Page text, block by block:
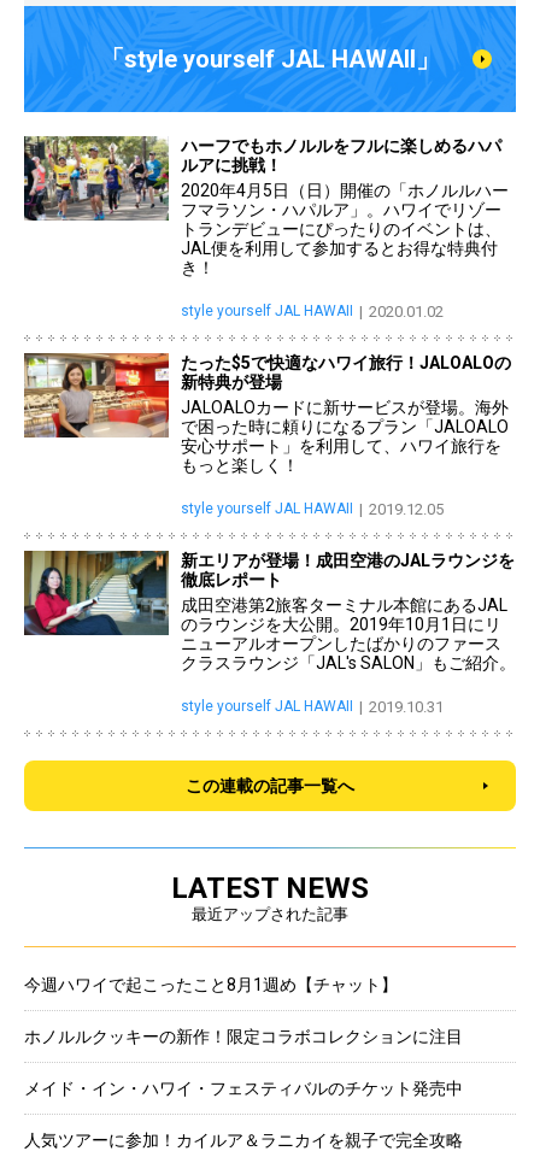
「style yourself JAL HAWAII」
ハーフでもホノルルをフルに楽しめるハパ
ルアに挑戦！
2020年4月5日（日）開催の「ホノルルハー
フマラソン・ハパルア」。ハワイでリゾー
トランデビューにぴったりのイベントは、
JAL便を利用して参加するとお得な特典付
き！
style yourself JAL HAWAII 2020.01.02
たった$5で快適なハワイ旅行！JALOALOの
新特典が登場
JALOALOカードに新サービスが登場。海外
で困った時に頼りになるプラン「JALOALO
安心サポート」を利用して、ハワイ旅行を
もっと楽しく！
style yourself JAL HAWAII 2019.12.05
新エリアが登場！成田空港のJALラウンジを
徹底レポート
成田空港第2旅客ターミナル本館にあるJAL
のラウンジを大公開。2019年10月1日にリ
ニューアルオープンしたばかりのファース
クラスラウンジ「JAL's SALON」もご紹介。
style yourself JAL HAWAII 2019.10.31
この連載の記事一覧へ
LATEST NEWS
最近アップされた記事
今週ハワイで起こったこと8月1週め【チャット】
ホノルルクッキーの新作！限定コラボコレクションに注目
メイド・イン・ハワイ・フェスティバルのチケット発売中
人気ツアーに参加！カイルア＆ラニカイを親子で完全攻略